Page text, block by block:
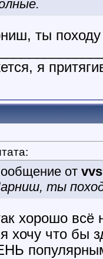
ты походу
я
от
ты
хорошо всё
хочу что бы